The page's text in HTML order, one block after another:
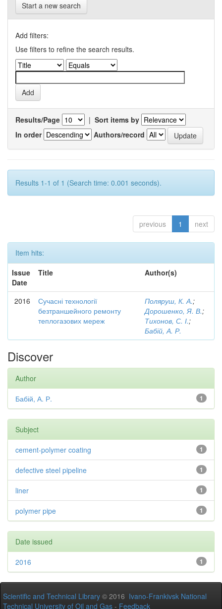
Start a new search
Add filters:
Use filters to refine the search results.
Results/Page | Sort items by
In order
Authors/record
Results 1-1 of 1 (Search time: 0.001 seconds).
previous 1 next
Item hits:
Issue
Date
Title Author(s)
2016
Сучасні технології
безтраншейного ремонту
теплогазових мереж
Поляруш, К. А.;
Дорошенко, Я. В.;
Тихонов, С. І.;
Бабій, А. Р.
Discover
Author
1
Бабій, А. Р.
Subject
1
cement-polymer coating
1
defective steel pipeline
1
liner
1
polymer pipe
Date issued
1
2016
Scientific and Technical Library © 2016 Ivano-Frankivsk National
Technical University of Oil and Gas - Feedback